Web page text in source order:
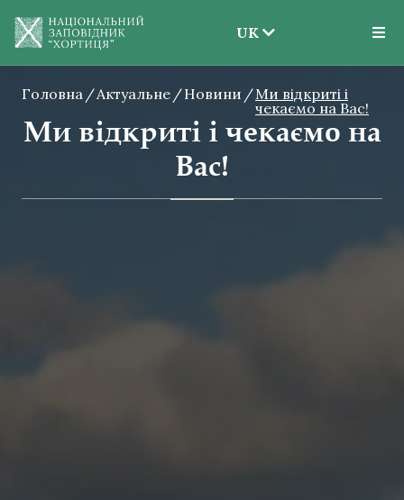
UK
EN
UK
Головна Актуальне Новини
Ми відкриті і
чекаємо на Вас!
Ми відкриті і чекаємо на
Вас!